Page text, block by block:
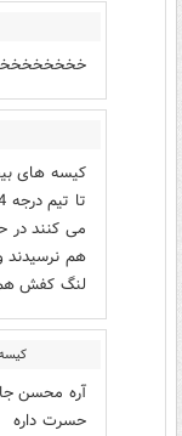
می کنند در
هم نرسیدند
لنگ کفش
حسرت داره